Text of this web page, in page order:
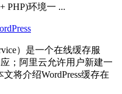
PHP)环境一 ...
）是一个在线缓存服
；阿里云允许用户新建一
将介绍WordPress缓存在